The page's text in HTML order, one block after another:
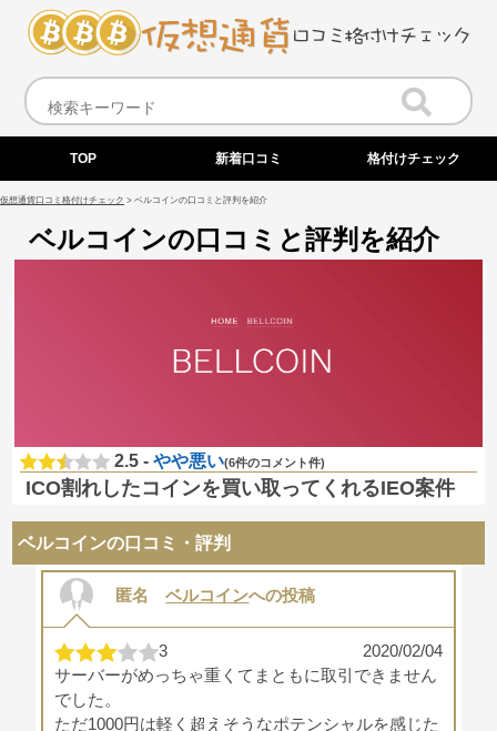
TOP 新着口コミ 格付けチェック
仮想通貨口コミ格付けチェック > ベルコインの口コミと評判を紹介
ベルコインの口コミと評判を紹介
2.5 -やや悪い(6件のコメント件)
ICO割れしたコインを買い取ってくれるIEO案件
ベルコインの口コミ・評判
匿名 ベルコインへの投稿
2020/02/04
3
サーバーがめっちゃ重くてまともに取引できません
でした。
ただ1000円は軽く超えそうなポテンシャルを感じた